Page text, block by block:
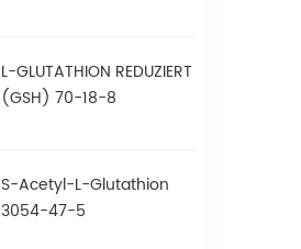
L-GLUTATHION REDUZIERT
(GSH) 70-18-8
S-Acetyl-L-Glutathion
3054-47-5